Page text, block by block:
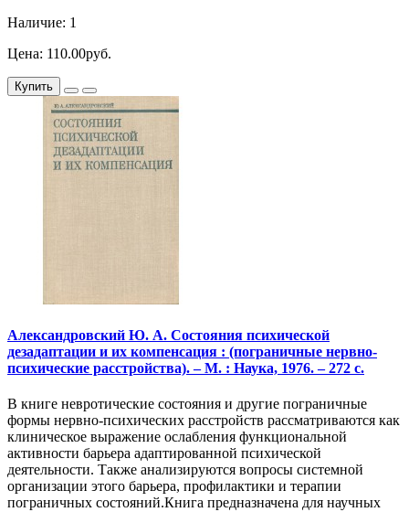
Наличие: 1
Цена: 110.00руб.
Купить
Александровский Ю. А. Состояния психической
дезадаптации и их компенсация : (пограничные нервно-
психические расстройства). – М. : Наука, 1976. – 272 с.
В книге невротические состояния и другие пограничные
формы нервно-психических расстройств рассматриваются как
клиническое выражение ослабления функциональной
активности барьера адаптированной психической
деятельности. Также анализируются вопросы системной
организации этого барьера, профилактики и терапии
пограничных состояний.Книга предназначена для научных